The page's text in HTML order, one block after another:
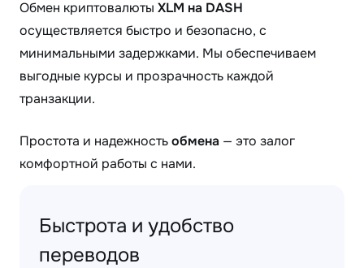
Обмен криптовалюты XLM на DASH
осуществляется быстро и безопасно, с
минимальными задержками. Мы обеспечиваем
выгодные курсы и прозрачность каждой
транзакции.
Простота и надежностьобмена — это залог
комфортной работы с нами.
Быстрота и удобство
переводов